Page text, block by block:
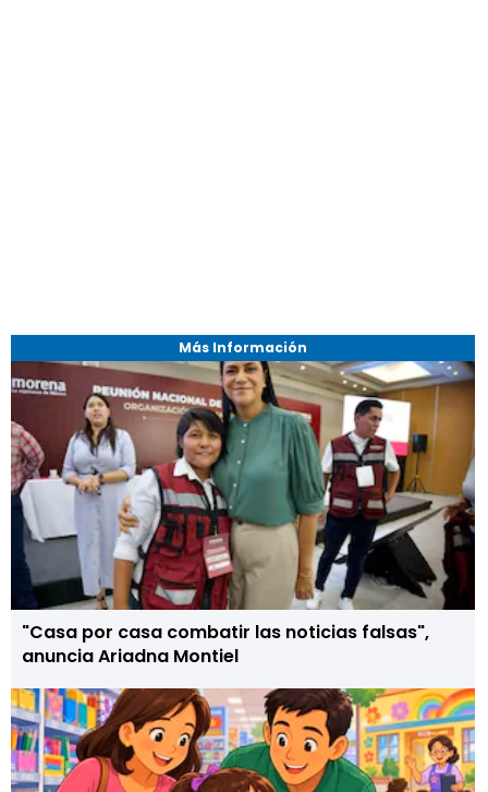
Más Información
"Casa por casa combatir las noticias falsas",
anuncia Ariadna Montiel